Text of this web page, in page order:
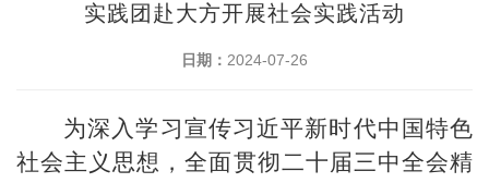
实践团赴大方开展社会实践活动
日期： 2024-07-26
为深入学习宣传习近平新时代中国特色
社会主义思想，全面贯彻二十届三中全会精